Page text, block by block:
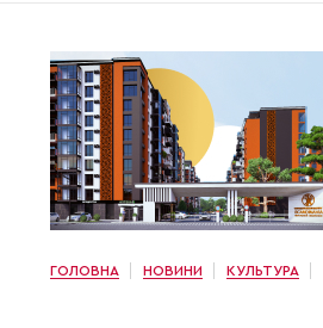
ГОЛОВНА НОВИНИ КУЛЬТУРА